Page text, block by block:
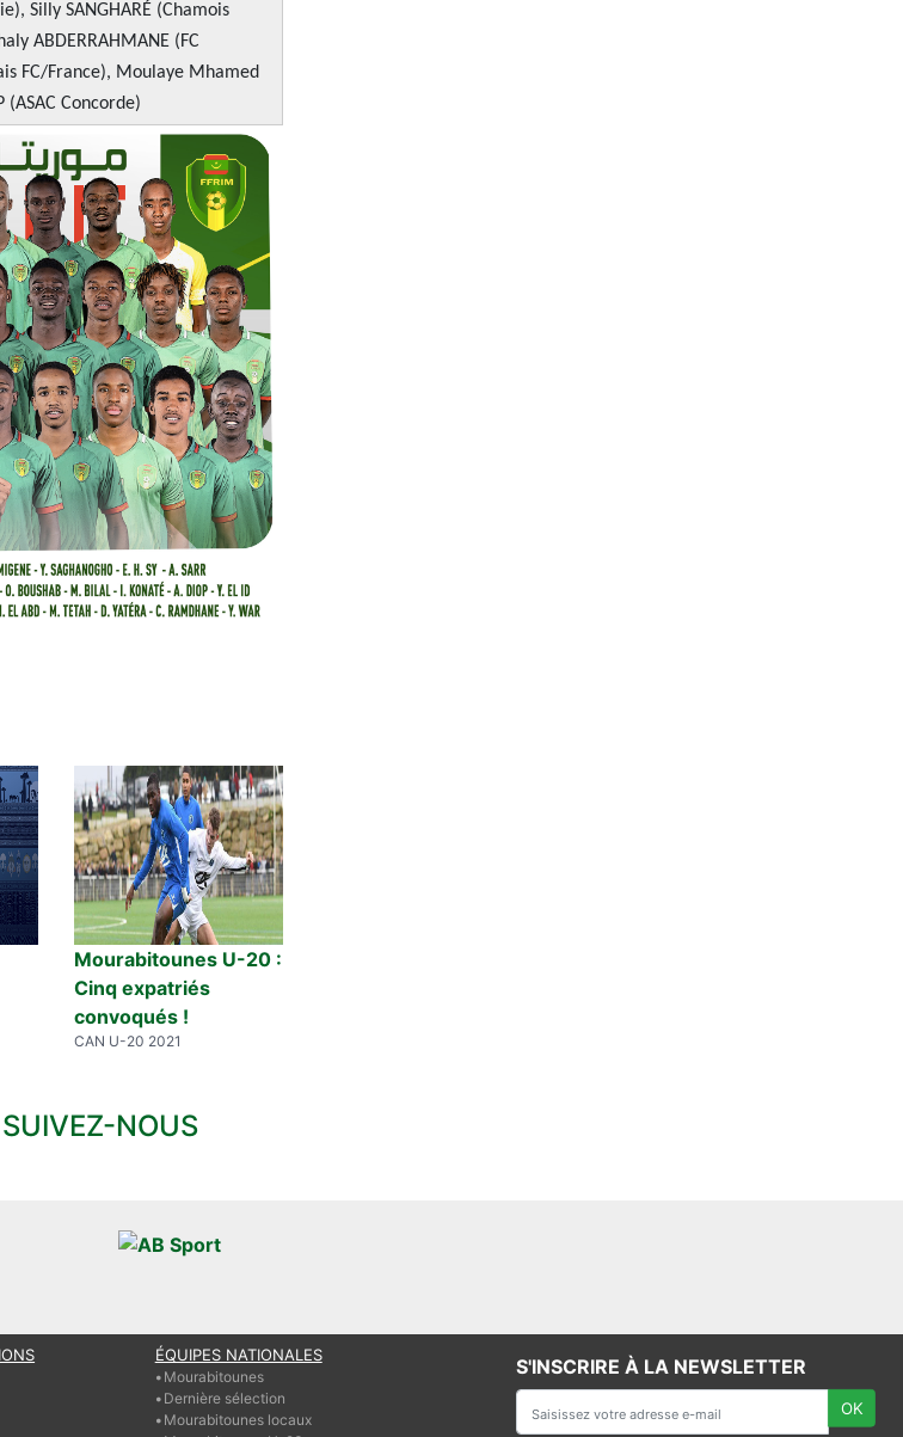
Silly SANGHARÉ (Chamois
ABDERRAHMANE (FC
FC/France), Moulaye Mhamed
(ASAC Concorde)
Mourabitounes U-20 :
Cinq expatriés
convoqués !
CAN U-20 2021
SUIVEZ-NOUS
ÉQUIPES NATIONALES
Mourabitounes
Dernière sélection
Mourabitounes locaux
S'INSCRIRE À LA NEWSLETTER